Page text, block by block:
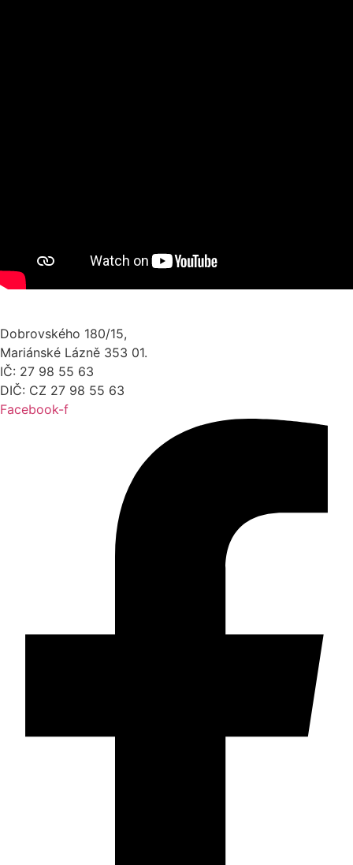
Dobrovského 180/15,
Mariánské Lázně 353 01.
IČ: 27 98 55 63
DIČ: CZ 27 98 55 63
Facebook-f